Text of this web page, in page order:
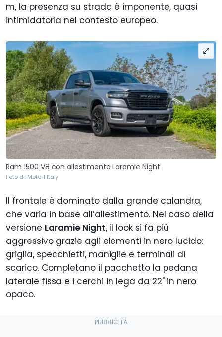
m, la presenza su strada è imponente, quasi
intimidatoria nel contesto europeo.
Ram 1500 V8 con allestimento Laramie Night
Foto di: Motor1 Italy
Il frontale è dominato dalla grande calandra,
che varia in base all’allestimento. Nel caso della
versione Laramie Night, il look si fa più
aggressivo grazie agli elementi in nero lucido:
griglia, specchietti, maniglie e terminali di
scarico. Completano il pacchetto la pedana
laterale fissa e i cerchi in lega da 22" in nero
opaco.